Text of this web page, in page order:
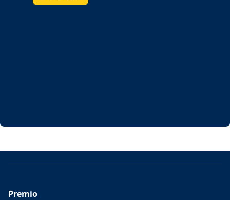
Premio